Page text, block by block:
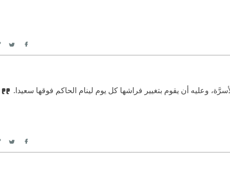
وعليه أن يقوم بتغيير فراشها كل يوم لينام الحاكم فوقها سعيدا.